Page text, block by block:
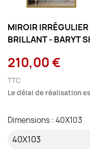
MIROIR
BRILLANT - BARYT
210,00 €
TTC
Le délai de réalisation
Dimensions : 40X103